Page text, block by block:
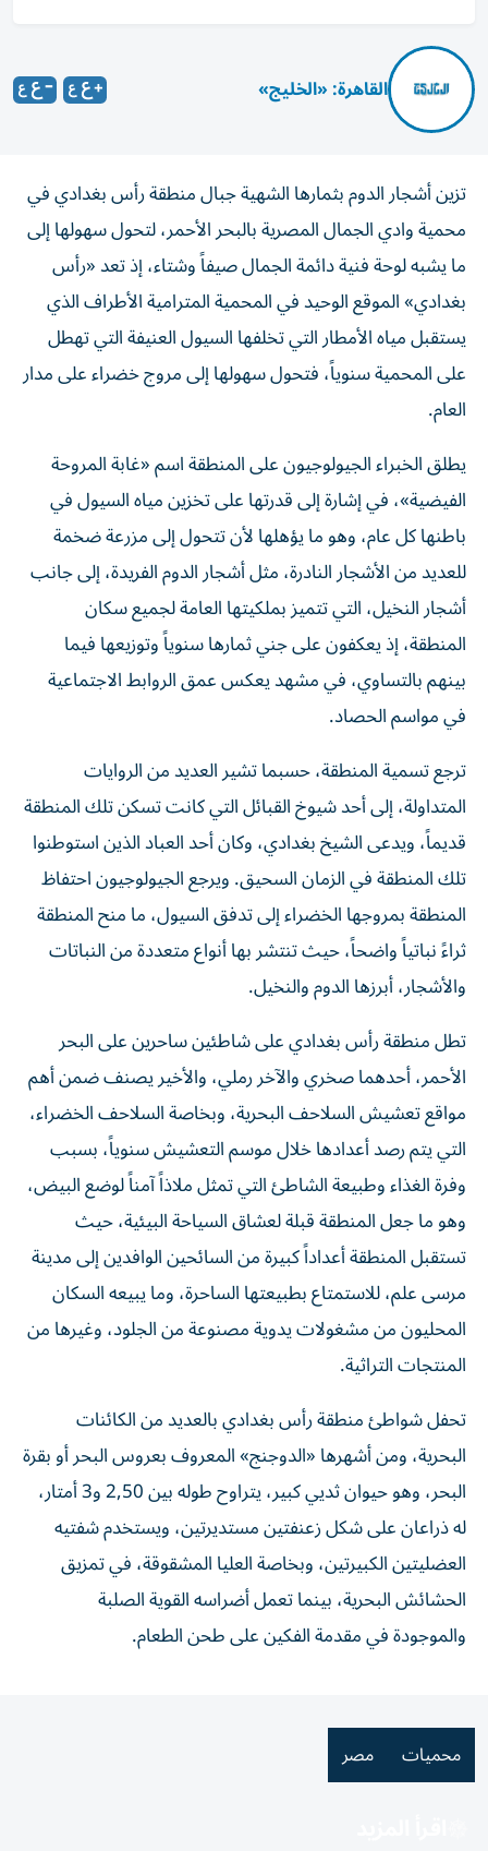
القاهرة: «الخليج»
تزين أشجار الدوم بثمارها الشهية جبال منطقة رأس بغدادي في
محمية وادي الجمال المصرية بالبحر الأحمر، لتحول سهولها إلى
ما يشبه لوحة فنية دائمة الجمال صيفاً وشتاء، إذ تعد «رأس
بغدادي» الموقع الوحيد في المحمية المترامية الأطراف الذي
يستقبل مياه الأمطار التي تخلفها السيول العنيفة التي تهطل
على المحمية سنوياً، فتحول سهولها إلى مروج خضراء على مدار
العام.
يطلق الخبراء الجيولوجيون على المنطقة اسم «غابة المروحة
الفيضية»، في إشارة إلى قدرتها على تخزين مياه السيول في
باطنها كل عام، وهو ما يؤهلها لأن تتحول إلى مزرعة ضخمة
للعديد من الأشجار النادرة، مثل أشجار الدوم الفريدة، إلى جانب
أشجار النخيل، التي تتميز بملكيتها العامة لجميع سكان
المنطقة، إذ يعكفون على جني ثمارها سنوياً وتوزيعها فيما
بينهم بالتساوي، في مشهد يعكس عمق الروابط الاجتماعية
في مواسم الحصاد.
ترجع تسمية المنطقة، حسبما تشير العديد من الروايات
المتداولة، إلى أحد شيوخ القبائل التي كانت تسكن تلك المنطقة
قديماً، ويدعى الشيخ بغدادي، وكان أحد العباد الذين استوطنوا
تلك المنطقة في الزمان السحيق. ويرجع الجيولوجيون احتفاظ
المنطقة بمروجها الخضراء إلى تدفق السيول، ما منح المنطقة
ثراءً نباتياً واضحاً، حيث تنتشر بها أنواع متعددة من النباتات
والأشجار، أبرزها الدوم والنخيل.
تطل منطقة رأس بغدادي على شاطئين ساحرين على البحر
الأحمر، أحدهما صخري والآخر رملي، والأخير يصنف ضمن أهم
مواقع تعشيش السلاحف البحرية، وبخاصة السلاحف الخضراء،
التي يتم رصد أعدادها خلال موسم التعشيش سنوياً، بسبب
وفرة الغذاء وطبيعة الشاطئ التي تمثل ملاذاً آمناً لوضع البيض،
وهو ما جعل المنطقة قبلة لعشاق السياحة البيئية، حيث
تستقبل المنطقة أعداداً كبيرة من السائحين الوافدين إلى مدينة
مرسى علم، للاستمتاع بطبيعتها الساحرة، وما يبيعه السكان
المحليون من مشغولات يدوية مصنوعة من الجلود، وغيرها من
المنتجات التراثية.
تحفل شواطئ منطقة رأس بغدادي بالعديد من الكائنات
البحرية، ومن أشهرها «الدوجنج» المعروف بعروس البحر أو بقرة
البحر، وهو حيوان ثديي كبير، يتراوح طوله بين 2,50 و3 أمتار،
له ذراعان على شكل زعنفتين مستديرتين، ويستخدم شفتيه
العضليتين الكبيرتين، وبخاصة العليا المشقوقة، في تمزيق
الحشائش البحرية، بينما تعمل أضراسه القوية الصلبة
والموجودة في مقدمة الفكين على طحن الطعام.
محميات مصر